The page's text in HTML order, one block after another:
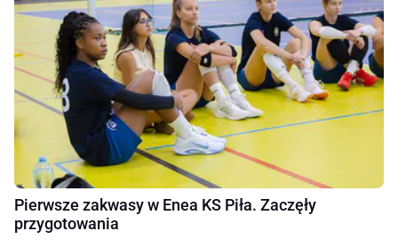
Pierwsze zakwasy w Enea KS Piła. Zaczęły
przygotowania